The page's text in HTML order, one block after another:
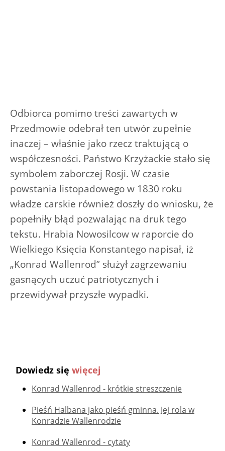
Odbiorca pomimo treści zawartych w
Przedmowie odebrał ten utwór zupełnie
inaczej – właśnie jako rzecz traktującą o
współczesności. Państwo Krzyżackie stało się
symbolem zaborczej Rosji. W czasie
powstania listopadowego w 1830 roku
władze carskie również doszły do wniosku, że
popełniły błąd pozwalając na druk tego
tekstu. Hrabia Nowosilcow w raporcie do
Wielkiego Księcia Konstantego napisał, iż
„Konrad Wallenrod” służył zagrzewaniu
gasnących uczuć patriotycznych i
przewidywał przyszłe wypadki.
Dowiedz się więcej
Konrad Wallenrod - krótkie streszczenie
Pieśń Halbana jako pieśń gminna. Jej rola w
Konradzie Wallenrodzie
Konrad Wallenrod - cytaty